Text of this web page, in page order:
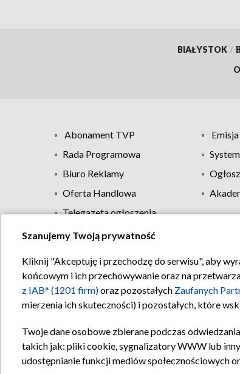
BIAŁYSTOK /
Abonament TVP
Rada Programowa
Biuro Reklamy
Oferta Handlowa
Telegazeta ogłoszenia
Regulamin
Szanujemy Twoją prywatność
Kliknij "Akceptuję i przechodzę do serwisu", aby
końcowym i ich przechowywanie oraz na
z IAB* (1201 firm)oraz pozostałych Zaufanych
mierzenia ich skuteczności) i pozostałych, które
Twoje dane osobowe zbierane podczas
takich jak: pliki cookie, sygnalizatory WWW lub
udostępnianie funkcji mediów społecznościowych